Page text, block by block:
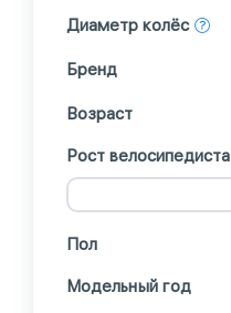
Диаметр колёс
Бренд
Возраст
Рост велосипедиста
Пол
Модельный год